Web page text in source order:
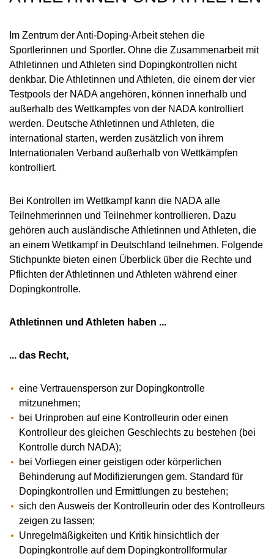
Im Zentrum der Anti-Doping-Arbeit stehen die
Sportlerinnen und Sportler. Ohne die Zusammenarbeit mit
Athletinnen und Athleten sind Dopingkontrollen nicht
denkbar. Die Athletinnen und Athleten, die einem der vier
Testpools der NADA angehören, können innerhalb und
außerhalb des Wettkampfes von der NADA kontrolliert
werden. Deutsche Athletinnen und Athleten, die
international starten, werden zusätzlich von ihrem
Internationalen Verband außerhalb von Wettkämpfen
kontrolliert.
Bei Kontrollen im Wettkampf kann die NADA alle
Teilnehmerinnen und Teilnehmer kontrollieren. Dazu
gehören auch ausländische Athletinnen und Athleten, die
an einem Wettkampf in Deutschland teilnehmen. Folgende
Stichpunkte bieten einen Überblick über die Rechte und
Pflichten der Athletinnen und Athleten während einer
Dopingkontrolle.
Athletinnen und Athleten haben ...
... das Recht,
eine Vertrauensperson zur Dopingkontrolle
mitzunehmen;
bei Urinproben auf eine Kontrolleurin oder einen
Kontrolleur des gleichen Geschlechts zu bestehen (bei
Kontrolle durch NADA);
bei Vorliegen einer geistigen oder körperlichen
Behinderung auf Modifizierungen gem. Standard für
Dopingkontrollen und Ermittlungen zu bestehen;
sich den Ausweis der Kontrolleurin oder des Kontrolleurs
zeigen zu lassen;
Unregelmäßigkeiten und Kritik hinsichtlich der
Dopingkontrolle auf dem Dopingkontrollformular